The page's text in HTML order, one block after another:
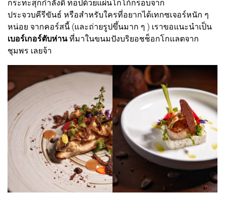
กระทะสุกกำลังดี ท็อปด้วยแผ่นโกโก้กรอบจาก
ประจวบคีรีขันธ์ หรือสำหรับใครที่อยากได้เทกซเจอร์หนัก ๆ
หน่อย จากคอร์สนี้ (และถ่ายรูปขึ้นมาก ๆ ) เราขอแนะนำเป็น
เบอร์เกอร์ตับห่านที่มาในขนมปังบริยอชช็อกโกแลตจาก
ชุมพร เลยจ้า